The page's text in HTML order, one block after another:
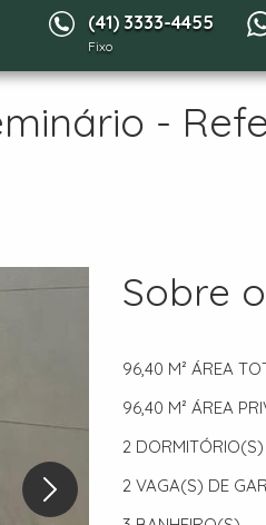
(41) 3333-4455
Fixo
-
Sobre
96,40 M² ÁREA
96,40 M² ÁREA
2 DORMITÓRIO(S)
2 VAGA(S) DE